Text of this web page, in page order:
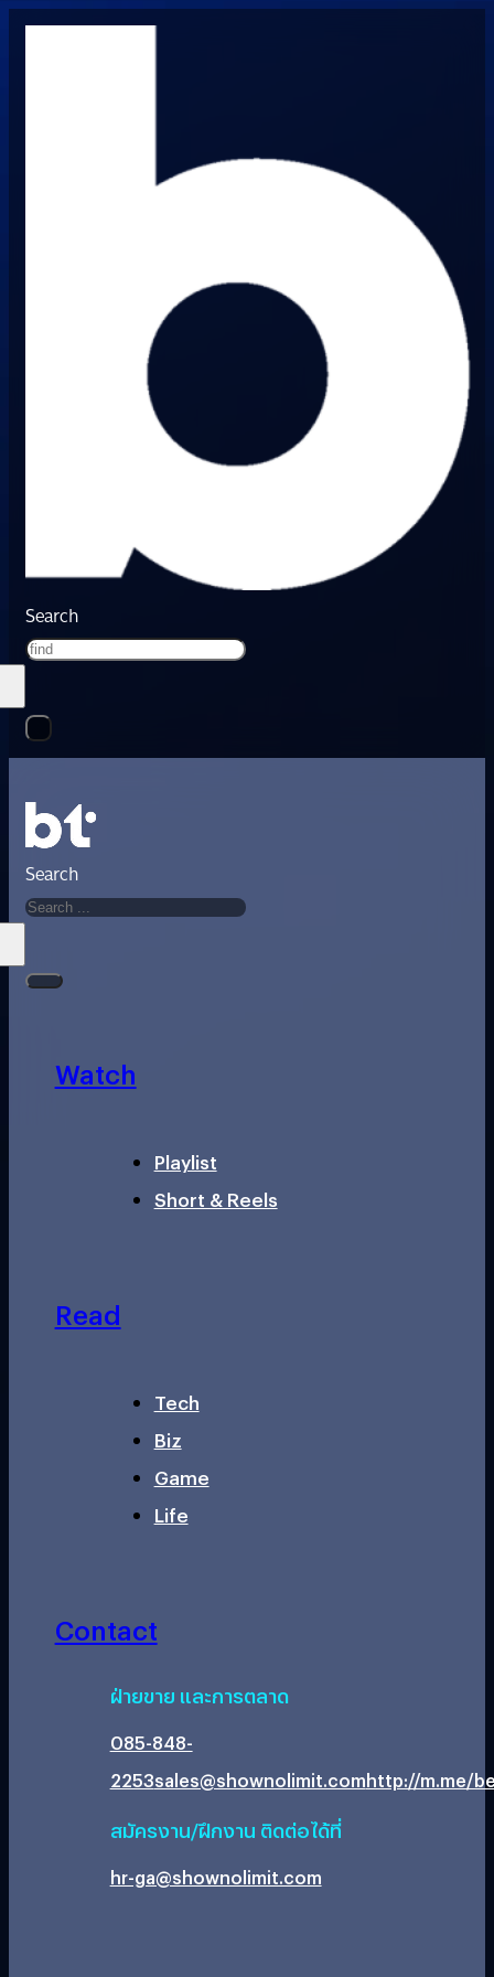
Search
Search
Watch
Playlist
Short & Reels
Read
Tech
Biz
Game
Life
Contact
ฝ่ายขาย และการตลาด
085-848-
2253sales@shownolimit.comhttp://m.me/
สมัครงาน/ฝึกงาน ติดต่อได้ที่
hr-ga@shownolimit.com